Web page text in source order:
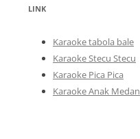
LINK
Karaoke tabola bale
Karaoke Stecu Stecu
Karaoke Pica Pica
Karaoke Anak Medan